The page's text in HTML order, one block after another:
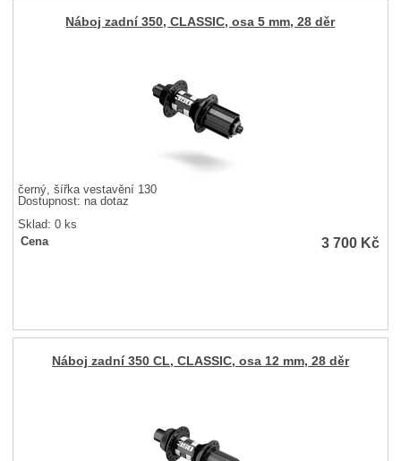
Náboj zadní 350, CLASSIC, osa 5 mm, 28 děr
černý, šířka vestavění 130
Dostupnost: na dotaz
Sklad: 0 ks
Cena
3 700 Kč
Náboj zadní 350 CL, CLASSIC, osa 12 mm, 28 děr